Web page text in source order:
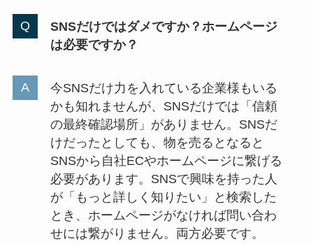
SNSだけではダメですか？ホームページ
は必要ですか？
今SNSだけ力を入れている企業様もいる
かも知れませんが、SNSだけでは「信頼
の最終確認場所」がありません。SNSだ
けだったとしても、物を売るとなると
SNSから自社ECやホームページに繋げる
必要があります。SNSで興味を持った人
が「もっと詳しく知りたい」と検索した
とき、ホームページがなければ問い合わ
せには繋がりません。両方必要です。